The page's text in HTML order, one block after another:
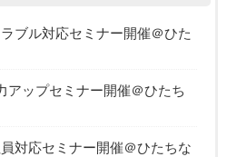
ブル対応セミナー開催＠ひた
ップセミナー開催＠ひたち
対応セミナー開催＠ひたちな